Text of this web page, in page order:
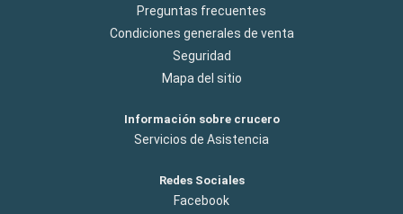
Preguntas frecuentes
Condiciones generales de venta
Seguridad
Mapa del sitio
Información sobre crucero
Servicios de Asistencia
Redes Sociales
Facebook